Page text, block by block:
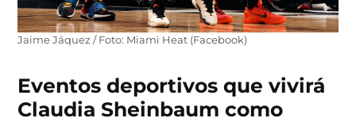
Jaime Jáquez / Foto: Miami Heat (Facebook)
Eventos deportivos que vivirá
Claudia Sheinbaum como